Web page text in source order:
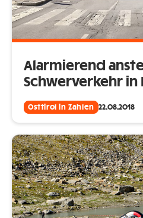
Alarmierend
Schwerverkehr in
Osttirol in Zahlen 22.08.2018